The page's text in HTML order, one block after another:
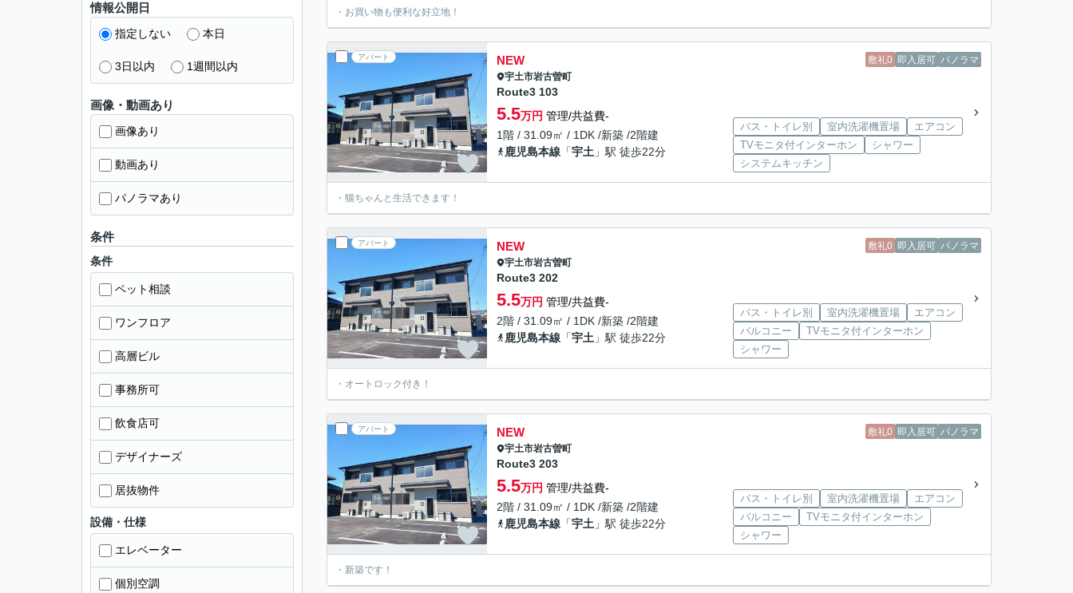
・お買い物も便利な好立地！
アパート 敷礼0 即入居可 パノラマ
NEW
宇土市岩古曽町
Route3 103
5.5万円 管理/共益費-
1階 / 31.09㎡ / 1DK /新築 /2階建
鹿児島本線 「宇土 」駅 徒歩22分
バス・トイレ別 室内洗濯機置場
エアコン
TVモニタ付インターホン
シャワー
システムキッチン
・猫ちゃんと生活できます！
アパート 敷礼0 即入居可 パノラマ
NEW
宇土市岩古曽町
Route3 202
5.5万円 管理/共益費-
2階 / 31.09㎡ / 1DK /新築 /2階建
鹿児島本線 「宇土 」駅 徒歩22分
バス・トイレ別 室内洗濯機置場
エアコン
バルコニー
TVモニタ付インターホン
シャワー
・オートロック付き！
アパート 敷礼0 即入居可 パノラマ
NEW
宇土市岩古曽町
Route3 203
5.5万円 管理/共益費-
2階 / 31.09㎡ / 1DK /新築 /2階建
鹿児島本線 「宇土 」駅 徒歩22分
バス・トイレ別 室内洗濯機置場
エアコン
バルコニー
TVモニタ付インターホン
シャワー
・新築です！
情報公開日
指定しない 本日
3日以内 1週間以内
画像・動画あり
画像あり
動画あり
パノラマあり
条件
条件
ペット相談
ワンフロア
高層ビル
事務所可
飲食店可
デザイナーズ
居抜物件
設備・仕様
エレベーター
個別空調